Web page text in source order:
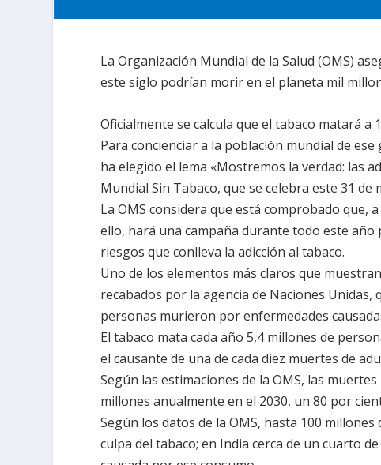
La Organización Mundial de la Salud (OMS)
este siglo podrían morir en el planeta mil
Oficialmente se calcula que el tabaco matará
Para concienciar a la población mundial de
ha elegido el lema «Mostremos la verdad: las
Mundial Sin Tabaco, que se celebra este 31 de
La OMS considera que está comprobado que,
ello, hará una campaña durante todo este
riesgos que conlleva la adicción al tabaco.
Uno de los elementos más claros que
recabados por la agencia de Naciones Unidas,
personas murieron por enfermedades
El tabaco mata cada año 5,4 millones de
el causante de una de cada diez muertes de
Según las estimaciones de la OMS, las
millones anualmente en el 2030, un 80 por
Según los datos de la OMS, hasta 100
culpa del tabaco; en India cerca de un cuarto